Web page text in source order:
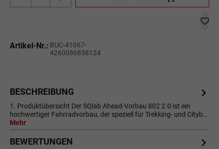
Artikel-Nr.: BUC-41067-
4260086858124
BESCHREIBUNG
1. Produktübersicht Der SQlab Ahead-Vorbau 802 2.0 ist ein
hochwertiger Fahrradvorbau, der speziell für Trekking- und Cityb…
Mehr
BEWERTUNGEN